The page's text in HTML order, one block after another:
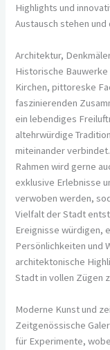
Highlights und
Austausch stehen
Architektur,
Historische
Kirchen, pittoreske
faszinierenden
ein lebendiges
altehrwürdige
miteinander
Rahmen wird gerne
exklusive Erlebnisse
verwoben werden,
Vielfalt der Stadt
Ereignisse würdigen,
Persönlichkeiten und
architektonische
Stadt in vollen Zügen
Moderne Kunst und
Zeitgenössische
für Experimente,